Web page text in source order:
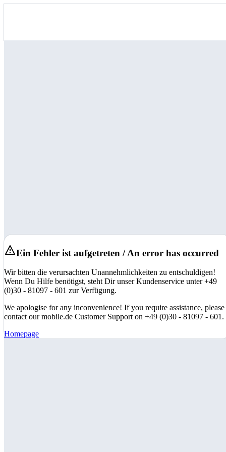
Ein Fehler ist aufgetreten / An error has occurred
Wir bitten die verursachten Unannehmlichkeiten zu entschuldigen!
Wenn Du Hilfe benötigst, steht Dir unser Kundenservice unter +49
(0)30 - 81097 - 601 zur Verfügung.
We apologise for any inconvenience! If you require assistance, please
contact our mobile.de Customer Support on +49 (0)30 - 81097 - 601.
Homepage